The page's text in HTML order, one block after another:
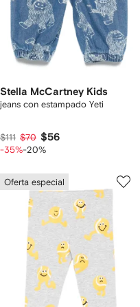
Stella McCartney Kids
jeans con estampado Yeti
$111 $70 $56
-35%-20%
Oferta especial